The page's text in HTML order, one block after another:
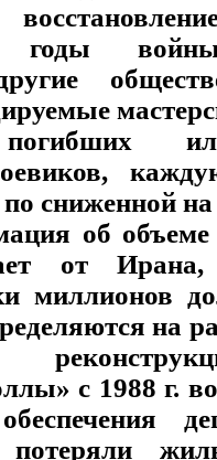
годы
сниженной на
об объеме
от
миллионов
на
с 1988 г.